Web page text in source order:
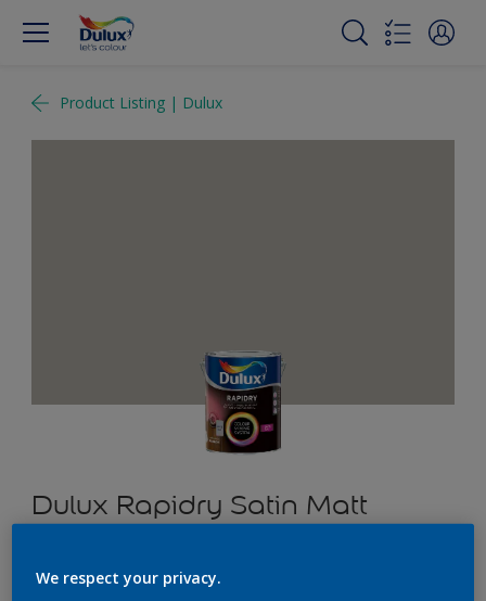
Product Listing | Dulux
Dulux Rapidry Satin Matt
We respect your privacy.